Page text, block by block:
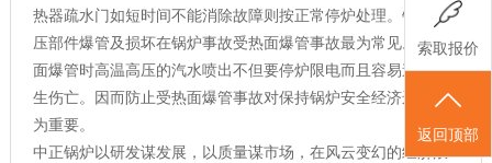
热器疏水门如短时间不能消除故障则按正常停炉处理。锅炉承
压部件爆管及损坏在锅炉事故受热面爆管事故最为常见。受热
面爆管时高温高压的汽水喷出不但要停炉限电而且容易造成人
生伤亡。因而防止受热面爆管事故对保持锅炉安全经济运行尤
为重要。
中正锅炉以研发谋发展，以质量谋市场，在风云变幻的经济浪
索取报价
返回顶部